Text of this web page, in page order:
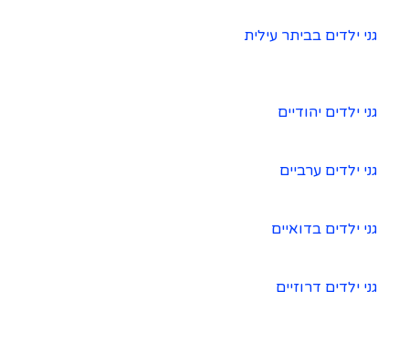
גני ילדים בביתר עילית
גני ילדים יהודיים
גני ילדים ערביים
גני ילדים בדואיים
גני ילדים דרוזיים